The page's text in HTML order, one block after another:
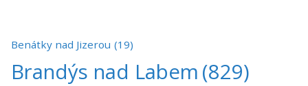
Benátky nad Jizerou (19)
Brandýs nad Labem (829)